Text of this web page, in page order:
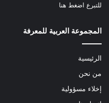
للتبرع اضغط هنا
المجموعة العربية للمعرفة
الرئيسية
من نحن
إخلاء مسؤولية